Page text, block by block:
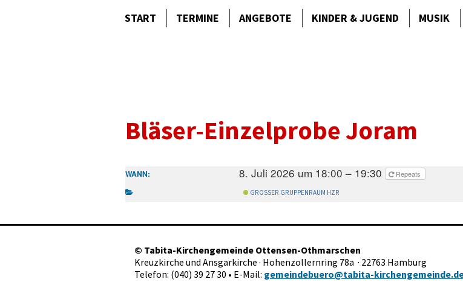
START TERMINE ANGEBOTE KINDER & JUGEND MUSIK
Bläser-Einzelprobe Joram
WANN: 8. Juli 2026 um 18:00 – 19:30 Repeats
GROSSER GRUPPENRAUM HZR
© Tabita-Kirchengemeinde Ottensen-Othmarschen
Kreuzkirche und Ansgarkirche · Hohenzollernring 78a · 22763 Hamburg
Telefon: (040) 39 27 30 • E-Mail: gemeindebuero@tabita-